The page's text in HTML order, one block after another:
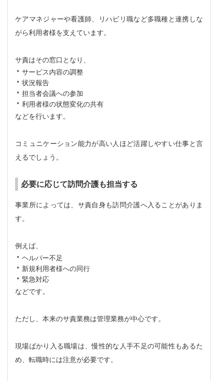
ケアマネジャーや看護師、リハビリ職など多職種と連携しな
がら利用者様を支えています。
サ責はその窓口となり、
サービス内容の調整
状況報告
担当者会議への参加
利用者様の状態変化の共有
などを行います。
コミュニケーション能力が高い人ほど活躍しやすい仕事と言
えるでしょう。
必要に応じて訪問介護も担当する
事業所によっては、サ責自身も訪問介護へ入ることがありま
す。
例えば、
ヘルパー不足
新規利用者様への同行
緊急対応
などです。
ただし、本来のサ責業務は管理業務が中心です。
現場ばかり入る職場は、慢性的な人手不足の可能性もあるた
め、転職時には注意が必要です。